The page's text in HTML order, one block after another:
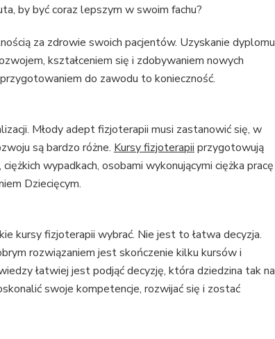
by być coraz lepszym w swoim fachu?
za zdrowie swoich pacjentów. Uzyskanie dyplomu
kształceniem się i zdobywaniem nowych
do zawodu to konieczność.
Młody adept fizjoterapii musi zastanowić się, w
są bardzo różne. Kursy fizjoterapii przygotowują
wypadkach, osobami wykonującymi ciężka pracę
Dziecięcym.
kursy fizjoterapii wybrać. Nie jest to łatwa decyzja.
rozwiązaniem jest skończenie kilku kursów i
łatwiej jest podjąć decyzję, która dziedzina tak na
swoje kompetencje, rozwijać się i zostać